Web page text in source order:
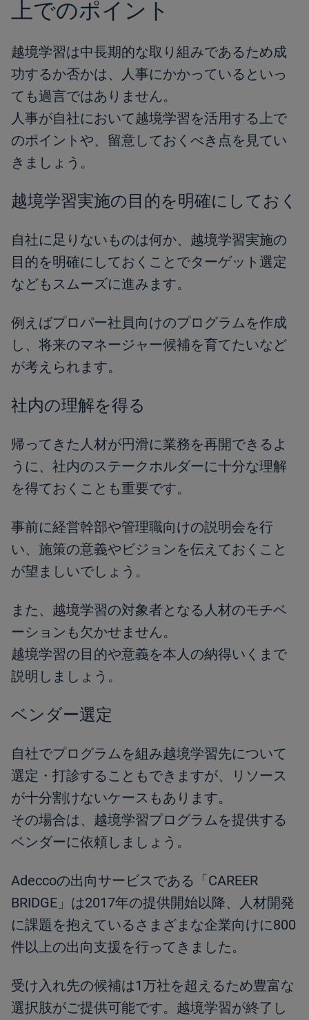
上でのポイント
越境学習は中長期的な取り組みであるため成
功するか否かは、人事にかかっているといっ
ても過言ではありません。
人事が自社において越境学習を活用する上で
のポイントや、留意しておくべき点を見てい
きましょう。
越境学習実施の目的を明確にしておく
自社に足りないものは何か、越境学習実施の
目的を明確にしておくことでターゲット選定
などもスムーズに進みます。
例えばプロパー社員向けのプログラムを作成
し、将来のマネージャー候補を育てたいなど
が考えられます。
社内の理解を得る
帰ってきた人材が円滑に業務を再開できるよ
うに、社内のステークホルダーに十分な理解
を得ておくことも重要です。
事前に経営幹部や管理職向けの説明会を行
い、施策の意義やビジョンを伝えておくこと
が望ましいでしょう。
また、越境学習の対象者となる人材のモチベ
ーションも欠かせません。
越境学習の目的や意義を本人の納得いくまで
説明しましょう。
ベンダー選定
自社でプログラムを組み越境学習先について
選定・打診することもできますが、リソース
が十分割けないケースもあります。
その場合は、越境学習プログラムを提供する
ベンダーに依頼しましょう。
Adeccoの出向サービスである「CAREER
BRIDGE」は2017年の提供開始以降、人材開発
に課題を抱えているさまざまな企業向けに800
件以上の出向支援を行ってきました。
受け入れ先の候補は1万社を超えるため豊富な
選択肢がご提供可能です。越境学習が終了し